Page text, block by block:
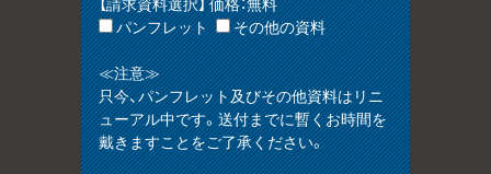
パンフレット
その他の資料
≪注意≫
只今、パンフレット及びその他資料はリニ
ューアル中です。送付までに暫くお時間を
戴きますことをご了承ください。